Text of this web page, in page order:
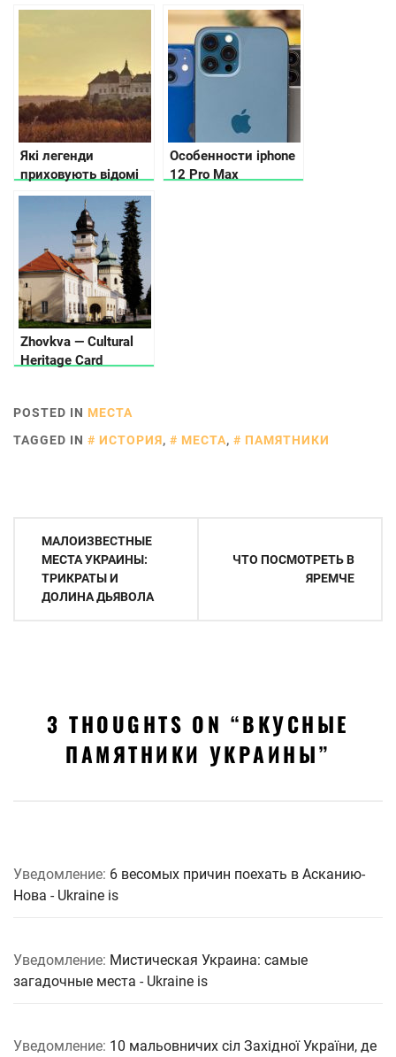
которых не
области
Які легенди
приховують відомі
замки України
Особенности iphone
12 Pro Max
Zhovkva — Cultural
Heritage Card
POSTED IN МЕСТА
TAGGED IN
ИСТОРИЯ, МЕСТА, ПАМЯТНИКИ
Навигация
записям
МАЛОИЗВЕСТНЫЕ
МЕСТА УКРАИНЫ:
ТРИКРАТЫ И
ДОЛИНА ДЬЯВОЛА
ЧТО ПОСМОТРЕТЬ В
ЯРЕМЧЕ
3 THOUGHTS ON “ВКУСНЫЕ
ПАМЯТНИКИ УКРАИНЫ”
Уведомление: 6 весомых причин поехать в Асканию-
Нова - Ukraine is
Уведомление: Мистическая Украина: самые
загадочные места - Ukraine is
Уведомление: 10 мальовничих сіл Західної України, де